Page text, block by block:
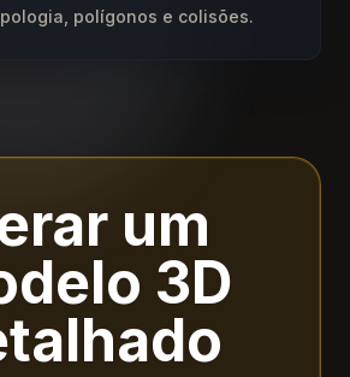
polígonos e colisões.
um
3D